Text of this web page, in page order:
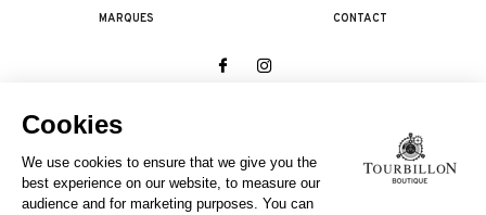
MARQUES CONTACT